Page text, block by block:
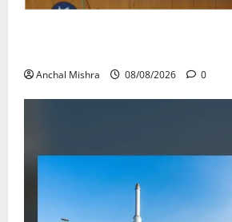
Anchal Mishra 08/08/2026 0